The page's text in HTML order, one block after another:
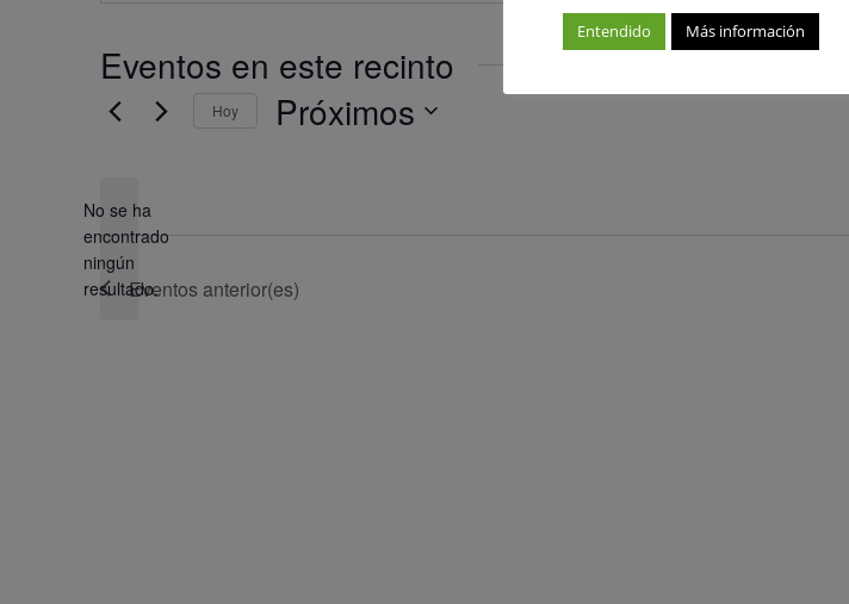
Eventos en este recinto
Aviso
No se ha
encontrado
ningún
resultado.
Hoy Próximos
Eventos anterior(es)
Entendido Más información